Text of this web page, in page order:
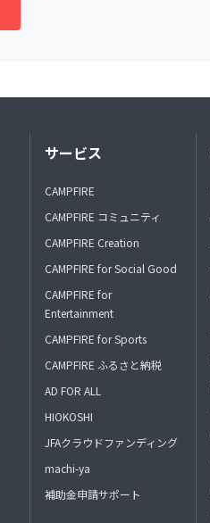
サービス
CAMPFIRE
CAMPFIRE コミュニティ
CAMPFIRE Creation
CAMPFIRE for Social Good
CAMPFIRE for
Entertainment
CAMPFIRE for Sports
CAMPFIRE ふるさと納税
AD FOR ALL
HIOKOSHI
JFAクラウドファンディング
machi-ya
補助金申請サポート